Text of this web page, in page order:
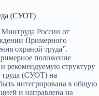
(СУОТ)
России от
Примерного
охраной труда”.
положение
рекомендуемую структуру
труда (СУОТ) на
интегрирована в общую
и направлена на